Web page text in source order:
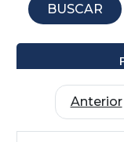
BUSCAR
Anterior